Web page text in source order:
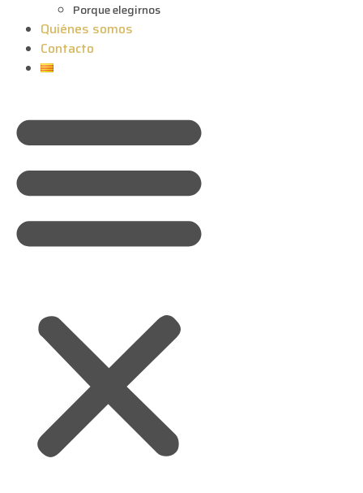
Porque elegirnos
Quiénes somos
Contacto